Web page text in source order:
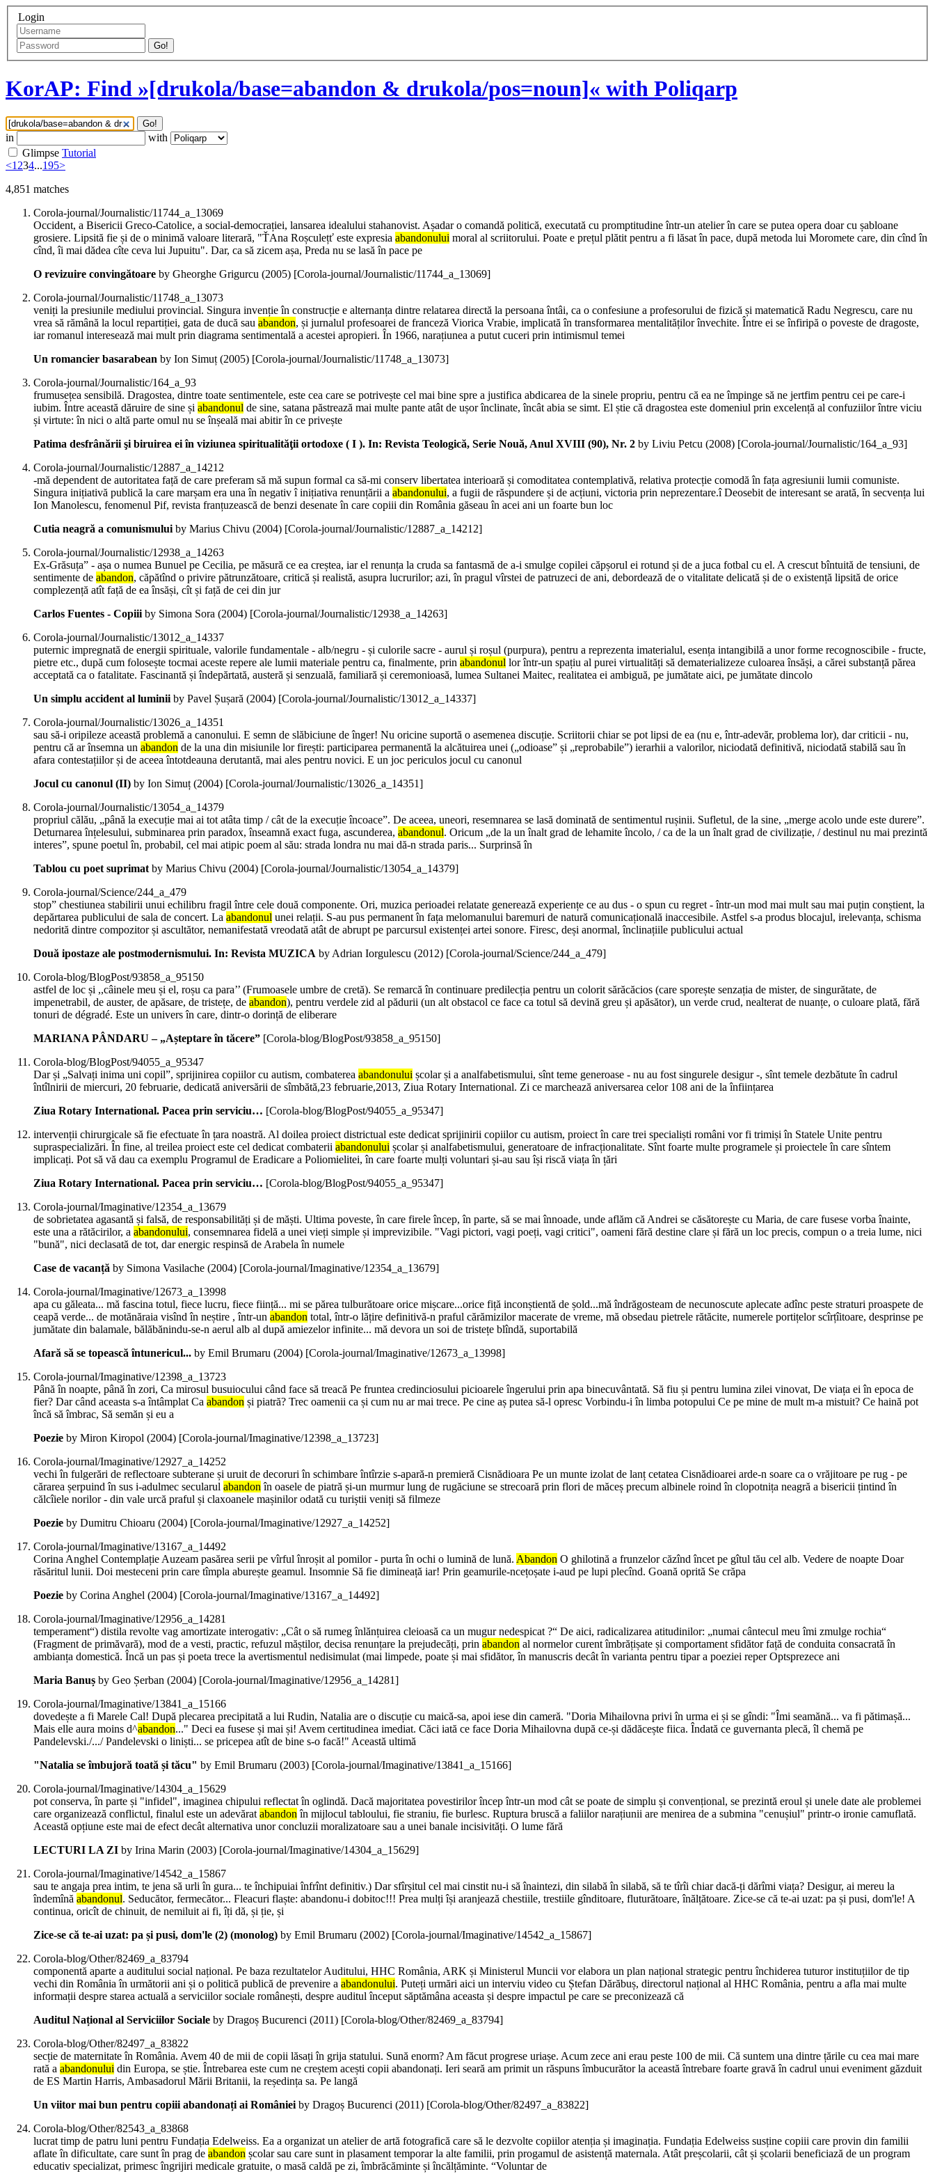
Login
Go!
KorAP: Find »[drukola/base=abandon & drukola/pos=noun]« with Poliqarp
Go!
in
with
Glimpse Tutorial
<1234...195>
4,851 matches
Corola-journal/Journalistic/11744_a_13069
Occident, a Bisericii Greco-Catolice, a social-democrației, lansarea idealului stahanovist. Așadar o comandă politică, executată cu promptitudine într-un atelier în care se putea opera doar cu șabloane
grosiere. Lipsită fie și de o minimă valoare literară, "ŤAna Roșculețť este expresia abandonului moral al scriitorului. Poate e prețul plătit pentru a fi lăsat în pace, după metoda lui Moromete care, din cînd în
cînd, îi mai dădea cîte ceva lui Jupuitu". Dar, ca să zicem așa, Preda nu se lasă în pace pe
O revizuire convingătoare by Gheorghe Grigurcu (2005) [Corola-journal/Journalistic/11744_a_13069]
Corola-journal/Journalistic/11748_a_13073
veniți la presiunile mediului provincial. Singura invenție în construcție e alternanța dintre relatarea directă la persoana întâi, ca o confesiune a profesorului de fizică și matematică Radu Negrescu, care nu
vrea să rămână la locul repartiției, gata de ducă sau abandon, și jurnalul profesoarei de franceză Viorica Vrabie, implicată în transformarea mentalităților învechite. Între ei se înfiripă o poveste de dragoste,
iar romanul interesează mai mult prin diagrama sentimentală a acestei apropieri. În 1966, narațiunea a putut cuceri prin intimismul temei
Un romancier basarabean by Ion Simuț (2005) [Corola-journal/Journalistic/11748_a_13073]
Corola-journal/Journalistic/164_a_93
frumusețea sensibilă. Dragostea, dintre toate sentimentele, este cea care se potrivește cel mai bine spre a justifica abdicarea de la sinele propriu, pentru că ea ne împinge să ne jertfim pentru cei pe care-i
iubim. Între această dăruire de sine și abandonul de sine, satana păstrează mai multe pante atât de ușor înclinate, încât abia se simt. El știe că dragostea este domeniul prin excelență al confuziilor între viciu
și virtute: în nici o altă parte omul nu se înșeală mai abitir în ce privește
Patima desfrânării şi biruirea ei în viziunea spiritualităţii ortodoxe ( I ). In: Revista Teologică, Serie Nouă, Anul XVIII (90), Nr. 2 by Liviu Petcu (2008) [Corola-journal/Journalistic/164_a_93]
Corola-journal/Journalistic/12887_a_14212
-mă dependent de autoritatea față de care preferam să mă supun formal ca să-mi conserv libertatea interioară și comoditatea contemplativă, relativa protecție comodă în fața agresiunii lumii comuniste.
Singura inițiativă publică la care marșam era una în negativ î inițiativa renunțării a abandonului, a fugii de răspundere și de acțiuni, victoria prin neprezentare.î Deosebit de interesant se arată, în secvența lui
Ion Manolescu, fenomenul Pif, revista franțuzească de benzi desenate în care copiii din România găseau în acei ani un foarte bun loc
Cutia neagră a comunismuluiby Marius Chivu (2004) [Corola-journal/Journalistic/12887_a_14212]
Corola-journal/Journalistic/12938_a_14263
Ex-Grăsuța” - așa o numea Bunuel pe Cecilia, pe măsură ce ea creștea, iar el renunța la cruda sa fantasmă de a-i smulge copilei căpșorul ei rotund și de a juca fotbal cu el. A crescut bîntuită de tensiuni, de
sentimente de abandon, căpătînd o privire pătrunzătoare, critică și realistă, asupra lucrurilor; azi, în pragul vîrstei de patruzeci de ani, debordează de o vitalitate delicată și de o existență lipsită de orice
complezență atît față de ea însăși, cît și față de cei din jur
Carlos Fuentes - Copiiiby Simona Sora (2004) [Corola-journal/Journalistic/12938_a_14263]
Corola-journal/Journalistic/13012_a_14337
puternic impregnată de energii spirituale, valorile fundamentale - alb/negru - și culorile sacre - aurul și roșul (purpura), pentru a reprezenta imaterialul, esența intangibilă a unor forme recognoscibile - fructe,
pietre etc., după cum folosește tocmai aceste repere ale lumii materiale pentru ca, finalmente, prin abandonul lor într-un spațiu al purei virtualități să dematerializeze culoarea însăși, a cărei substanță părea
acceptată ca o fatalitate. Fascinantă și îndepărtată, austeră și senzuală, familiară și ceremonioasă, lumea Sultanei Maitec, realitatea ei ambiguă, pe jumătate aici, pe jumătate dincolo
Un simplu accident al luminiiby Pavel Șușară (2004) [Corola-journal/Journalistic/13012_a_14337]
Corola-journal/Journalistic/13026_a_14351
sau să-i oripileze această problemă a canonului. E semn de slăbiciune de înger! Nu oricine suportă o asemenea discuție. Scriitorii chiar se pot lipsi de ea (nu e, într-adevăr, problema lor), dar criticii - nu,
pentru că ar însemna un abandon de la una din misiunile lor firești: participarea permanentă la alcătuirea unei („odioase” și „reprobabile”) ierarhii a valorilor, niciodată definitivă, niciodată stabilă sau în
afara contestațiilor și de aceea întotdeauna derutantă, mai ales pentru novici. E un joc periculos jocul cu canonul
Jocul cu canonul (II) by Ion Simuț (2004) [Corola-journal/Journalistic/13026_a_14351]
Corola-journal/Journalistic/13054_a_14379
propriul călău, „până la execuție mai ai tot atâta timp / cât de la execuție încoace”. De aceea, uneori, resemnarea se lasă dominată de sentimentul rușinii. Sufletul, de la sine, „merge acolo unde este durere”.
Deturnarea înțelesului, subminarea prin paradox, înseamnă exact fuga, ascunderea, abandonul. Oricum „de la un înalt grad de lehamite încolo, / ca de la un înalt grad de civilizație, / destinul nu mai prezintă
interes”, spune poetul în, probabil, cel mai atipic poem al său: strada londra nu mai dă-n strada paris... Surprinsă în
Tablou cu poet suprimatby Marius Chivu (2004) [Corola-journal/Journalistic/13054_a_14379]
Corola-journal/Science/244_a_479
stop” chestiunea stabilirii unui echilibru fragil între cele două componente. Ori, muzica perioadei relatate generează experiențe ce au dus - o spun cu regret - într-un mod mai mult sau mai puțin conștient, la
depărtarea publicului de sala de concert. La abandonul unei relații. S-au pus permanent în fața melomanului baremuri de natură comunicațională inaccesibile. Astfel s-a produs blocajul, irelevanța, schisma
nedorită dintre compozitor și ascultător, nemanifestată vreodată atât de abrupt pe parcursul existenței artei sonore. Firesc, deși anormal, înclinațiile publicului actual
Două ipostaze ale postmodernismului. In: Revista MUZICA by Adrian Iorgulescu (2012) [Corola-journal/Science/244_a_479]
Corola-blog/BlogPost/93858_a_95150
astfel de loc și ,,câinele meu și el, roșu ca para’’ (Frumoasele umbre de cretă). Se remarcă în continuare predilecția pentru un colorit sărăcăcios (care sporește senzația de mister, de singurătate, de
impenetrabil, de auster, de apăsare, de tristețe, de abandon), pentru verdele zid al pădurii (un alt obstacol ce face ca totul să devină greu și apăsător), un verde crud, nealterat de nuanțe, o culoare plată, fără
tonuri de dégradé. Este un univers în care, dintr-o dorință de eliberare
MARIANA PÂNDARU – „Așteptare în tăcere” [Corola-blog/BlogPost/93858_a_95150]
Corola-blog/BlogPost/94055_a_95347
Dar și „Salvați inima uni copil”, sprijinirea copiilor cu autism, combaterea abandonului școlar și a analfabetismului, sînt teme generoase - nu au fost singurele desigur -, sînt temele dezbătute în cadrul
întîlnirii de miercuri, 20 februarie, dedicată aniversării de sîmbătă,23 februarie,2013, Ziua Rotary International. Zi ce marchează aniversarea celor 108 ani de la înființarea
Ziua Rotary International. Pacea prin serviciu… [Corola-blog/BlogPost/94055_a_95347]
intervenții chirurgicale să fie efectuate în țara noastră. Al doilea proiect districtual este dedicat sprijinirii copiilor cu autism, proiect în care trei specialiști români vor fi trimiși în Statele Unite pentru
supraspecializări. În fine, al treilea proiect este cel dedicat combaterii abandonului școlar și analfabetismului, generatoare de infracționalitate. Sînt foarte multe programele și proiectele în care sîntem
implicați. Pot să vă dau ca exemplu Programul de Eradicare a Poliomielitei, în care foarte mulți voluntari și-au sau își riscă viața în țări
Ziua Rotary International. Pacea prin serviciu… [Corola-blog/BlogPost/94055_a_95347]
Corola-journal/Imaginative/12354_a_13679
de sobrietatea agasantă și falsă, de responsabilități și de măști. Ultima poveste, în care firele încep, în parte, să se mai înnoade, unde aflăm că Andrei se căsătorește cu Maria, de care fusese vorba înainte,
este una a rătăcirilor, a abandonului, consemnarea fidelă a unei vieți simple și imprevizibile. "Vagi pictori, vagi poeți, vagi critici", oameni fără destine clare și fără un loc precis, compun o a treia lume, nici
"bună", nici declasată de tot, dar energic respinsă de Arabela în numele
Case de vacanță by Simona Vasilache (2004) [Corola-journal/Imaginative/12354_a_13679]
Corola-journal/Imaginative/12673_a_13998
apa cu găleata... mă fascina totul, fiece lucru, fiece ființă... mi se părea tulburătoare orice mișcare...orice fiță inconștientă de șold...mă îndrăgosteam de necunoscute aplecate adînc peste straturi proaspete de
ceapă verde... de motănăraia visînd în neștire , într-un abandon total, într-o lățire definitivă-n praful cărămizilor macerate de vreme, mă obsedau pietrele rătăcite, numerele portițelor scîrțîitoare, desprinse pe
jumătate din balamale, bălăbănindu-se-n aerul alb al după amiezelor infinite... mă devora un soi de tristețe blîndă, suportabilă
Afară să se topească întunericul... by Emil Brumaru (2004) [Corola-journal/Imaginative/12673_a_13998]
Corola-journal/Imaginative/12398_a_13723
Până în noapte, până în zori, Ca mirosul busuiocului când face să treacă Pe fruntea credinciosului picioarele îngerului prin apa binecuvântată. Să fiu și pentru lumina zilei vinovat, De viața ei în epoca de
fier? Dar când aceasta s-a întâmplat Ca abandon și piatră? Trec oamenii ca și cum nu ar mai trece. Pe cine aș putea să-l opresc Vorbindu-i în limba potopului Ce pe mine de mult m-a mistuit? Ce haină pot
încă să îmbrac, Să semăn și eu a
Poezie by Miron Kiropol (2004) [Corola-journal/Imaginative/12398_a_13723]
Corola-journal/Imaginative/12927_a_14252
vechi în fulgerări de reflectoare subterane și uruit de decoruri în schimbare întîrzie s-apară-n premieră Cisnădioara Pe un munte izolat de lanț cetatea Cisnădioarei arde-n soare ca o vrăjitoare pe rug - pe
cărarea șerpuind în sus i-adulmec secularul abandonîn oasele de piatră și-un murmur lung de rugăciune se strecoară prin flori de măceș precum albinele roind în clopotnița neagră a bisericii țintind în
călcîiele norilor - din vale urcă praful și claxoanele mașinilor odată cu turiștii veniți să filmeze
Poezie by Dumitru Chioaru (2004) [Corola-journal/Imaginative/12927_a_14252]
Corola-journal/Imaginative/13167_a_14492
Corina Anghel Contemplație Auzeam pasărea serii pe vîrful înroșit al pomilor - purta în ochi o lumină de lună. Abandon O ghilotină a frunzelor căzînd încet pe gîtul tău cel alb. Vedere de noapte Doar
răsăritul lunii. Doi mesteceni prin care tîmpla aburește geamul. Insomnie Să fie dimineață iar! Prin geamurile-ncețoșate i-aud pe lupi plecînd. Goană oprită Se crăpa
Poezie by Corina Anghel (2004) [Corola-journal/Imaginative/13167_a_14492]
Corola-journal/Imaginative/12956_a_14281
temperament“) distila revolte vag amortizate interogativ: „Cât o să rumeg înlănțuirea cleioasă ca un mugur nedespicat ?“ De aici, radicalizarea atitudinilor: „numai cântecul meu îmi zmulge rochia“
(Fragment de primăvară), mod de a vesti, practic, refuzul măștilor, decisa renunțare la prejudecăți, prin abandon al normelor curent îmbrățișate și comportament sfidător față de conduita consacrată în
ambianța domestică. Încă un pas și poeta trece la avertismentul nedisimulat (mai limpede, poate și mai sfidător, în manuscris decât în varianta pentru tipar a poeziei reper Optsprezece ani
Maria Banuș by Geo Șerban (2004) [Corola-journal/Imaginative/12956_a_14281]
Corola-journal/Imaginative/13841_a_15166
dovedește a fi Marele Cal! După plecarea precipitată a lui Rudin, Natalia are o discuție cu maică-sa, apoi iese din cameră. "Doria Mihailovna privi în urma ei și se gîndi: "Îmi seamănă... va fi pătimașă...
Mais elle aura moins d^abandon..." Deci ea fusese și mai și! Avem certitudinea imediat. Căci iată ce face Doria Mihailovna după ce-și dădăcește fiica. Îndată ce guvernanta plecă, îl chemă pe
Pandelevski./.../ Pandelevski o liniști... se pricepea atît de bine s-o facă!" Această ultimă
"Natalia se îmbujoră toată și tăcu" by Emil Brumaru (2003) [Corola-journal/Imaginative/13841_a_15166]
Corola-journal/Imaginative/14304_a_15629
pot conserva, în parte și "infidel", imaginea chipului reflectat în oglindă. Dacă majoritatea povestirilor încep într-un mod cât se poate de simplu și convențional, se prezintă eroul și unele date ale problemei
care organizează conflictul, finalul este un adevăratabandonîn mijlocul tabloului, fie straniu, fie burlesc. Ruptura bruscă a faliilor narațiunii are menirea de a submina "cenușiul" printr-o ironie camuflată.
Această opțiune este mai de efect decât alternativa unor concluzii moralizatoare sau a unei banale incisivități. O lume fără
LECTURI LA ZI by Irina Marin (2003) [Corola-journal/Imaginative/14304_a_15629]
Corola-journal/Imaginative/14542_a_15867
sau te angaja prea intim, te jena să urli în gura... te închipuiai înfrînt definitiv.) Dar sfîrșitul cel mai cinstit nu-i să înaintezi, din silabă în silabă, să te tîrîi chiar dacă-ți dărîmi viața? Desigur, ai mereu la
îndemînă abandonul. Seducător, fermecător... Fleacuri flaște: abandonu-i dobitoc!!! Prea mulți își aranjează chestiile, trestiile gînditoare, fluturătoare, înălțătoare. Zice-se că te-ai uzat: pa și pusi, dom'le! A
continua, oricît de chinuit, de nemiluit ai fi, îți dă, și ție, și
Zice-se că te-ai uzat: pa și pusi, dom'le (2) (monolog) by Emil Brumaru (2002) [Corola-journal/Imaginative/14542_a_15867]
Corola-blog/Other/82469_a_83794
componentă aparte a auditului social național. Pe baza rezultatelor Auditului, HHC România, ARK și Ministerul Muncii vor elabora un plan național strategic pentru închiderea tuturor instituțiilor de tip
vechi din România în următorii ani și o politică publică de prevenire a abandonului. Puteți urmări aici un interviu video cu Ștefan Dărăbuș, directorul național al HHC România, pentru a afla mai multe
informații despre starea actuală a serviciilor sociale românești, despre auditul început săptămâna aceasta și despre impactul pe care se preconizează că
Auditul Național al Serviciilor Sociale by Dragoș Bucurenci (2011) [Corola-blog/Other/82469_a_83794]
Corola-blog/Other/82497_a_83822
secție de maternitate în România. Avem 40 de mii de copii lăsați în grija statului. Sună enorm? Am făcut progrese uriașe. Acum zece ani erau peste 100 de mii. Că suntem una dintre țările cu cea mai mare
rată a abandonului din Europa, se știe. Întrebarea este cum ne creștem acești copii abandonați. Ieri seară am primit un răspuns îmbucurător la această întrebare foarte gravă în cadrul unui eveniment găzduit
de ES Martin Harris, Ambasadorul Mării Britanii, la reședința sa. Pe langă
Un viitor mai bun pentru copiii abandonați ai Românieiby Dragoș Bucurenci (2011) [Corola-blog/Other/82497_a_83822]
Corola-blog/Other/82543_a_83868
lucrat timp de patru luni pentru Fundația Edelweiss. Ea a organizat un atelier de artă fotografică care să le dezvolte copiilor atenția și imaginația. Fundația Edelweiss susține copiii care provin din familii
aflate în dificultate, care sunt în prag de abandon școlar sau care sunt in plasament temporar la alte familii, prin progamul de asistență maternala. Atât preșcolarii, cât și școlarii beneficiază de un program
educativ specializat, primesc îngrijiri medicale gratuite, o masă caldă pe zi, îmbrăcăminte și încălțăminte. “Voluntar de